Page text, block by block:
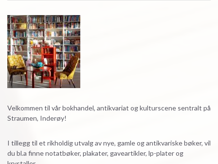
Velkommen til vår bokhandel, antikvariat og kulturscene sentralt på
Straumen, Inderøy!
I tillegg til et rikholdig utvalg av nye, gamle og antikvariske bøker, vil
du bl.a finne notatbøker, plakater, gaveartikler, lp-plater og